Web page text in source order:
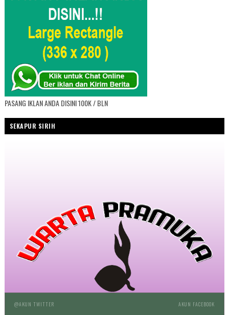
PASANG IKLAN ANDA DISINI 100K / BLN
SEKAPUR SIRIH
@AKUN TWITTER AKUN FACEBOOK